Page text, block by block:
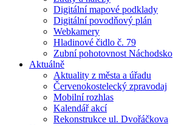
Digitální mapové podklady
Digitální povodňový plán
Webkamery
Hladinové čidlo č. 79
Zubní pohotovnost Náchodsko
Aktuálně
Aktuality z města a úřadu
Červenokostelecký zpravodaj
Mobilní rozhlas
Kalendář akcí
Rekonstrukce ul. Dvořáčkova